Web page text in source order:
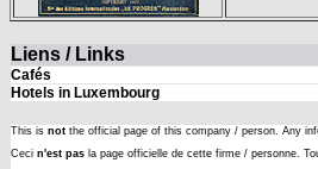
Liens / Links
Cafés
Hotels in Luxembourg
This is not the official page of this company / person. Any
Ceci n'est pas la page officielle de cette firme / personne.